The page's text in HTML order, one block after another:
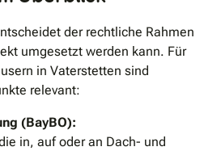
der rechtliche Rahmen
umgesetzt werden kann. Für
in Vaterstetten sind
relevant:
(BayBO):
in, auf oder an Dach- und